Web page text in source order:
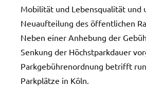
Mobilität und Lebensqualität und
Neuaufteilung des öffentlichen
Neben einer Anhebung der
Senkung der Höchstparkdauer
Parkgebührenordnung betrifft
Parkplätze in Köln.